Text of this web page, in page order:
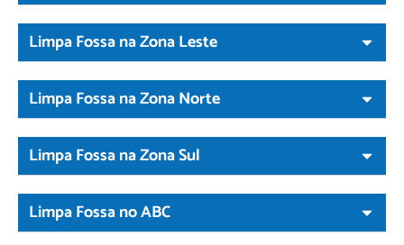
Limpa Fossa na Zona Leste
Limpa Fossa na Zona Norte
Limpa Fossa na Zona Sul
Limpa Fossa no ABC